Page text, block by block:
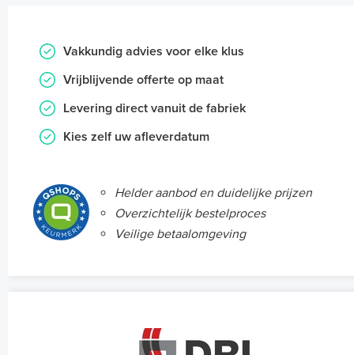
Vakkundig advies voor elke klus
Vrijblijvende offerte op maat
Levering direct vanuit de fabriek
Kies zelf uw afleverdatum
Helder aanbod en duidelijke prijzen
Overzichtelijk bestelproces
Veilige betaalomgeving